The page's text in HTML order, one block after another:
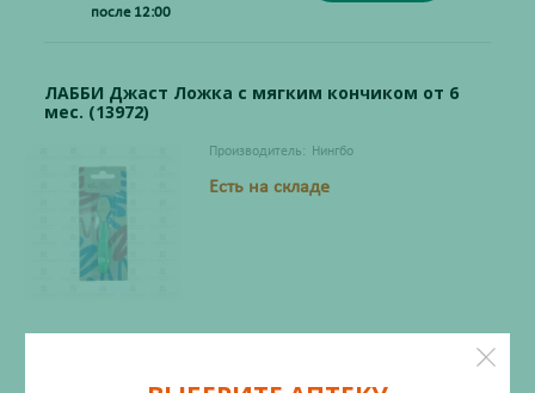
после 12:00
ЛАББИ Джаст Ложка с мягким кончиком от 6
мес. (13972)
Производитель: Нингбо
Есть на складе
Соберём завтра